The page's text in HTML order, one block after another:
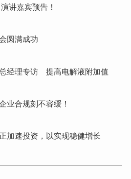
讲嘉宾预告！
圆满成功
经理专访 提高电解液附加值
业合规刻不容缓！
加速投资，以实现稳健增长